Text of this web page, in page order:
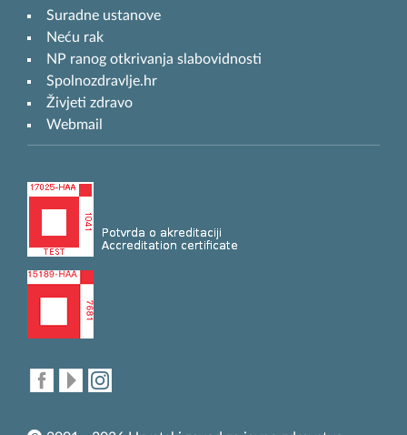
Suradne ustanove
Neću rak
NP ranog otkrivanja slabovidnosti
Spolnozdravlje.hr
Živjeti zdravo
Webmail